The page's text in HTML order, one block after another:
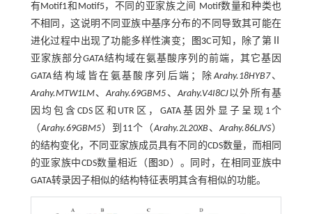
有Motif1和Motif5，不同的亚家族之间 Motif数量和种类也
不相同，这说明不同亚族中基序分布的不同导致其可能在
进化过程中出现了功能多样性演变；
图3C可知，除了第Ⅱ
亚家族部分GATA结构域在氨基酸序列的前端，其它基因
GATA结构域皆在氨基酸序列后端；除Arahy.18HYB7、
Arahy.MTW1LM、Arahy.69GBM5 、Arahy.V4I8CJ以外所有基
因均包含CDS区和UTR区，GATA基因外显子呈现1个
（Arahy.69GBM5）到11个（Arahy.2L20XB 、Arahy.86LJVS）
的结构变化，不同亚家族成员具有不同的CDS数量，而相同
的亚家族中CDS数量相近（ 图3D）。同时，在相同亚族中
GATA转录因子相似的结构特征表明其含有相似的功能。